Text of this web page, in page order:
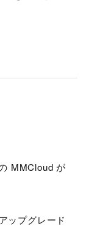
MMCloud が
ップグレード